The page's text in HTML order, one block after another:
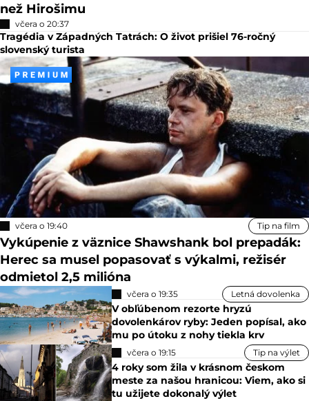
než Hirošimu
včera o 20:37
Tragédia v Západných Tatrách: O život prišiel 76-ročný
slovenský turista
včera o 19:40 Tip na film
Vykúpenie z väznice Shawshank bol prepadák:
Herec sa musel popasovať s výkalmi, režisér
odmietol 2,5 milióna
včera o 19:35 Letná dovolenka
V obľúbenom rezorte hryzú
dovolenkárov ryby: Jeden popísal, ako
mu po útoku z nohy tiekla krv
včera o 19:15 Tip na výlet
4 roky som žila v krásnom českom
meste za našou hranicou: Viem, ako si
tu užijete dokonalý výlet